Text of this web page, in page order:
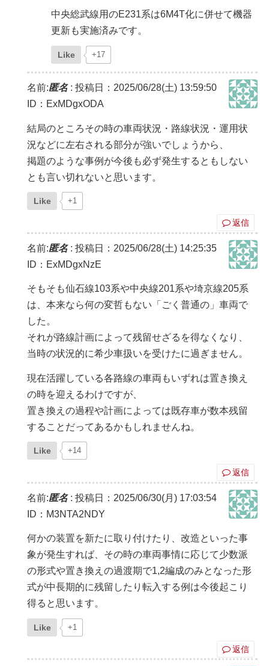
中央総武線用のE231系は6M4T化に併せて機器
更新も実施済みです。
Like +17
名前:匿名: 投稿日：2025/06/28(土) 13:59:50
ID：ExMDgxODA
結局のところその時の車両状況・路線状況・運用状
況などに左右される部分が強いでしょうから、
掲題のような事例が今後も必ず発生するともしない
とも言い切れないと思います。
Like +1
返信
名前:匿名: 投稿日：2025/06/28(土) 14:25:35
ID：ExMDgxNzE
そもそも仙石線103系や中央線201系や埼京線205系
は、本来なら何の変哲もない「ごく普通の」車両で
した。
それが路線計画によって残留せざるを得なくなり、
当時の状況的に希少車扱いを受けたに過ぎません。
現在活躍している各路線の車両もいずれは置き換え
の時を迎えるわけですが、
置き換えの過程や計画によっては既存車が数本残留
することだってあるかもしれませんね。
Like +14
返信
名前:匿名: 投稿日：2025/06/30(月) 17:03:54
ID：M3NTA2NDY
何かの装置を新たに取り付けたり、改造といった事
象が発生すれば、その時の車両事情に応じて少数派
の形式や置き換えの過渡期で1,2編成のみとなった形
式が中長期的に残留したり転入する例は今後起こり
得ると思います。
Like +1
返信